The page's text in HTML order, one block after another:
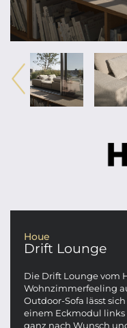
Houe
Drift Lounge
Die Drift Lounge vom
Wohnzimmerfeeling
Outdoor-Sofa lässt
einem Eckmodul links
ganz nach Wunsch